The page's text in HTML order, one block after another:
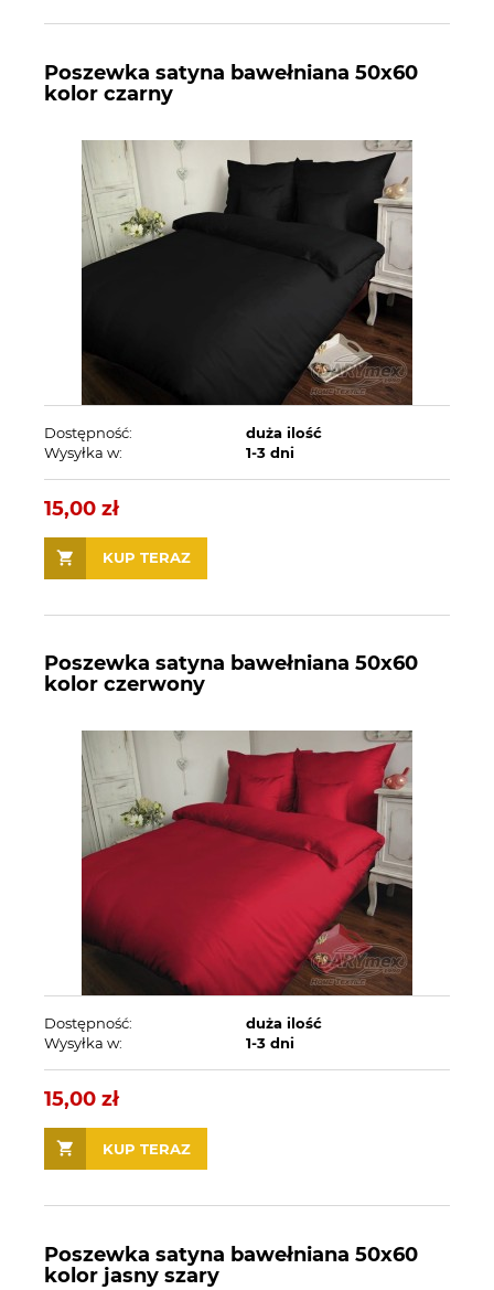
Poszewka satyna bawełniana 50x60
kolor czarny
Dostępność:
duża ilość
Wysyłka w:
1-3 dni
15,00 zł
KUP TERAZ
Poszewka satyna bawełniana 50x60
kolor czerwony
Dostępność:
duża ilość
Wysyłka w:
1-3 dni
15,00 zł
KUP TERAZ
Poszewka satyna bawełniana 50x60
kolor jasny szary